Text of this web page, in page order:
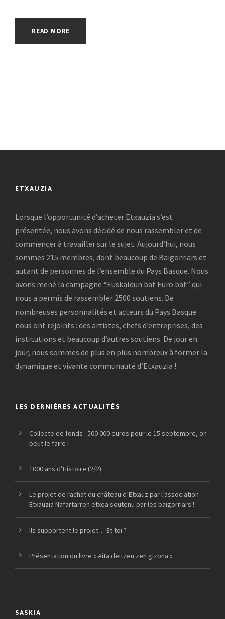
READ MORE
ETXAUZIA
Lorsque l’opportunité d’acheter Etxauzia s’est
présentée, nous avons décidé de nous rassembler et de
commencer à travailler sur le sujet. Aujourd’hui, nous
sommes 215 membres, dont beaucoup de Baigorriars et
autant de personnes de l’ensemble du Pays Basque. Nous
avons mené la campagne “Euskaldun bat Euro bat” qui
nous a permis de rassembler 2500 soutiens. De
nombreuses personnalités et acteurs du Pays Basque
nous ont rejoints : des artistes, chefs d’entreprises, des
institutions et beaucoup d’autres soutiens. De jour en
jour, nous sommes de plus en plus nombreux à former la
dynamique et vivante communauté d’Etxauzia !
LES DERNIÈRES ACTUALITÉS
Collecte de fonds : 500 000 euros pour le 15 septembre, on
peut le faire !
1000 ans d’Histoire (2/2)
Le projet de rachat du château d’Etxauz par l’association
Etxauzia Nafartarren etxea soutenu par les baigorriars !
Ils supportent le projet… Et toi ?
Présentation du livre « Aita deitzen zen gizona »
SASKIA